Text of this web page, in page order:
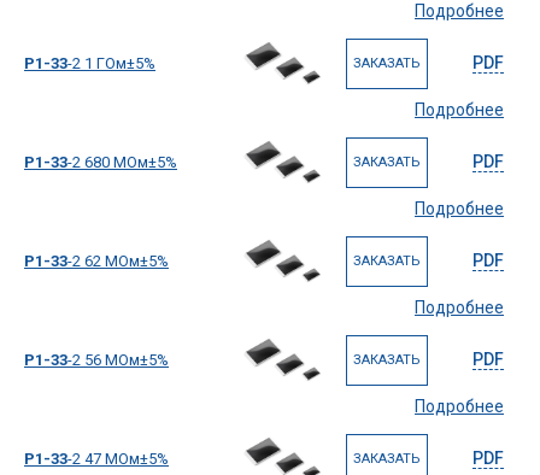
Подробнее
Р1-33-2 1 ГОм±5% ЗАКАЗАТЬ
Подробнее
PDF
Р1-33-2 680 МОм±5% ЗАКАЗАТЬ
Подробнее
PDF
Р1-33-2 62 МОм±5% ЗАКАЗАТЬ
Подробнее
PDF
Р1-33-2 56 МОм±5% ЗАКАЗАТЬ
Подробнее
PDF
Р1-33-2 47 МОм±5% ЗАКАЗАТЬ PDF